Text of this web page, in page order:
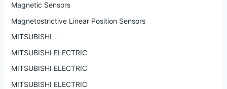
Magnetic Sensors
Magnetostrictive Linear Position Sensors
MITSUBISHI
MITSUBISHI ELECTRIC
MITSUBISHI ELECTRIC
MITSUBISHI ELECTRIC